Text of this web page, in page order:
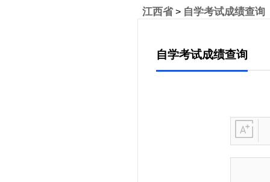
江西省> 自学考试成绩查询
自学考试成绩查询